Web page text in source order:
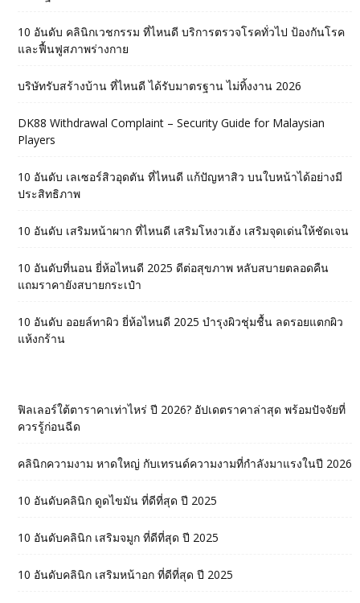
10 อันดับ คลินิกเวชกรรม ที่ไหนดี บริการตรวจโรคทั่วไป ป้องกันโรค
และฟื้นฟูสภาพร่างกาย
บริษัทรับสร้างบ้าน ที่ไหนดี ได้รับมาตรฐาน ไม่ทิ้งงาน 2026
DK88 Withdrawal Complaint – Security Guide for Malaysian
Players
10 อันดับ เลเซอร์สิวอุดตัน ที่ไหนดี แก้ปัญหาสิว บนใบหน้าได้อย่างมี
ประสิทธิภาพ
10 อันดับ เสริมหน้าผาก ที่ไหนดี เสริมโหงวเฮ้ง เสริมจุดเด่นให้ชัดเจน
10 อันดับที่นอน ยี่ห้อไหนดี 2025 ดีต่อสุขภาพ หลับสบายตลอดคืน
แถมราคายังสบายกระเป๋า
10 อันดับ ออยล์ทาผิว ยี่ห้อไหนดี 2025 บำรุงผิวชุ่มชื้น ลดรอยแตกผิว
แห้งกร้าน
ฟิลเลอร์ใต้ตาราคาเท่าไหร่ ปี 2026? อัปเดตราคาล่าสุด พร้อมปัจจัยที่
ควรรู้ก่อนฉีด
คลินิกความงาม หาดใหญ่ กับเทรนด์ความงามที่กำลังมาแรงในปี 2026
10 อันดับคลินิก ดูดไขมัน ที่ดีที่สุด ปี 2025
10 อันดับคลินิก เสริมจมูก ที่ดีที่สุด ปี 2025
10 อันดับคลินิก เสริมหน้าอก ที่ดีที่สุด ปี 2025